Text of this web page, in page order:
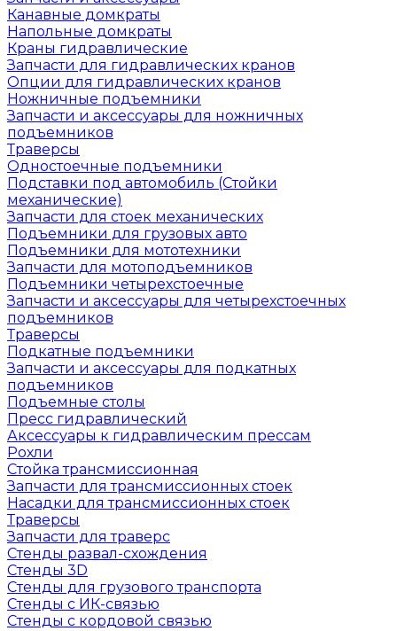
Канавные домкраты
Напольные домкраты
Краны гидравлические
Запчасти для гидравлических кранов
Опции для гидравлических кранов
Ножничные подъемники
Запчасти и аксессуары для ножничных
подъемников
Траверсы
Одностоечные подъемники
Подставки под автомобиль (Стойки
механические)
Запчасти для стоек механических
Подъемники для грузовых авто
Подъемники для мототехники
Запчасти для мотоподъемников
Подъемники четырехстоечные
Запчасти и аксессуары для четырехстоечных
подъемников
Траверсы
Подкатные подъемники
Запчасти и аксессуары для подкатных
подъемников
Подъемные столы
Пресс гидравлический
Аксессуары к гидравлическим прессам
Рохли
Стойка трансмиссионная
Запчасти для трансмиссионных стоек
Насадки для трансмиссионных стоек
Траверсы
Запчасти для траверс
Стенды развал-схождения
Стенды 3D
Стенды для грузового транспорта
Стенды с ИК-связью
Стенды с кордовой связью